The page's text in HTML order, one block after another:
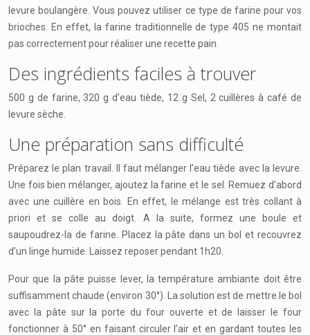
levure boulangère. Vous pouvez utiliser ce type de farine pour vos
brioches. En effet, la farine traditionnelle de type 405 ne montait
pas correctement pour réaliser une recette pain.
Des ingrédients faciles à trouver
500 g de farine, 320 g d’eau tiède, 12 g Sel, 2 cuillères à café de
levure sèche.
Une préparation sans difficulté
Préparez le plan travail. Il faut mélanger l’eau tiède avec la levure.
Une fois bien mélanger, ajoutez la farine et le sel. Remuez d’abord
avec une cuillère en bois. En effet, le mélange est très collant à
priori et se colle au doigt. A la suite, formez une boule et
saupoudrez-la de farine. Placez la pâte dans un bol et recouvrez
d’un linge humide. Laissez reposer pendant 1h20.
Pour que la pâte puisse lever, la température ambiante doit être
suffisamment chaude (environ 30°). La solution est de mettre le bol
avec la pâte sur la porte du four ouverte et de laisser le four
fonctionner à 50° en faisant circuler l’air et en gardant toutes les